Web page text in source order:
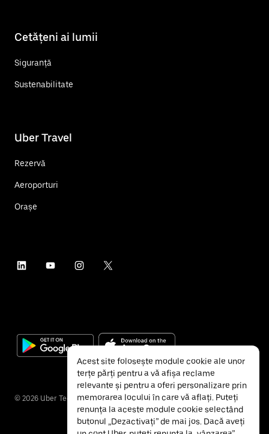
Cetățeni ai lumii
Siguranță
Sustenabilitate
Uber Travel
Rezervă
Aeroporturi
Orașe
© 2026 Uber Technologies Inc.
Acest site folosește module cookie ale unor
terțe părți pentru a vă afișa reclame
relevante și pentru a oferi personalizare prin
memorarea locului în care vă aflați. Puteți
renunța la aceste module cookie selectând
butonul „Dezactivați” de mai jos. Dacă aveți